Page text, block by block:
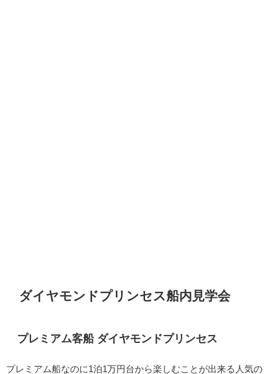
ダイヤモンドプリンセス船内見学会
プレミアム客船 ダイヤモンドプリンセス
プレミアム船なのに1泊1万円台から楽しむことが出来る人気の